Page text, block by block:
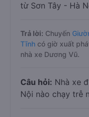
từ Sơn Tây - Hà
Trả lời: Chuyến
Tĩnh có giờ xuất
nhà xe Dương Vũ.
Câu hỏi: Nhà xe
Nội nào chạy trễ